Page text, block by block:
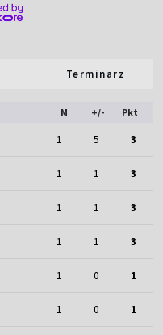
Terminarz
M +/- Pkt
1 5 3
1 1 3
1 1 3
1 1 3
1 0 1
1 0 1